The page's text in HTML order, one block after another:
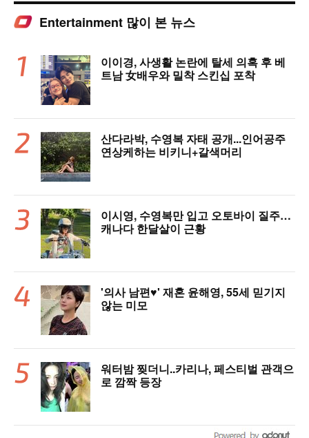
Entertainment 많이 본 뉴스
이이경, 사생활 논란에 탈세 의혹 후 베
트남 女배우와 밀착 스킨십 포착
산다라박, 수영복 자태 공개...인어공주
연상케하는 비키니+갈색머리
이시영, 수영복만 입고 오토바이 질주…
캐나다 한달살이 근황
'의사 남편♥' 재혼 윤해영, 55세 믿기지
않는 미모
워터밤 찢더니..카리나, 페스티벌 관객으
로 깜짝 등장